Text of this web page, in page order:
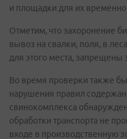
и площадки для их
Отметим, что захоронение
вывоз на свалки, поля, в
для этого места, запрещены
Во время проверки также
нарушения правил
свинокомплекса
обработки транспорта не
входе в производственную